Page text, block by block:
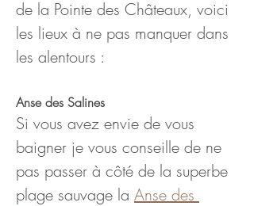
de la Pointe des Châteaux, voici
les lieux à ne pas manquer dans
les alentours :
Anse des Salines
Si vous avez envie de vous
baigner je vous conseille de ne
pas passer à côté de la superbe
plage sauvage la Anse des